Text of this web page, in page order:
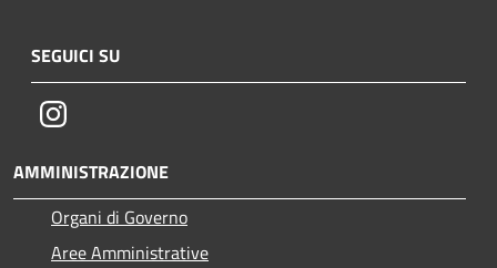
SEGUICI SU
Instagram
AMMINISTRAZIONE
Organi di Governo
Aree Amministrative